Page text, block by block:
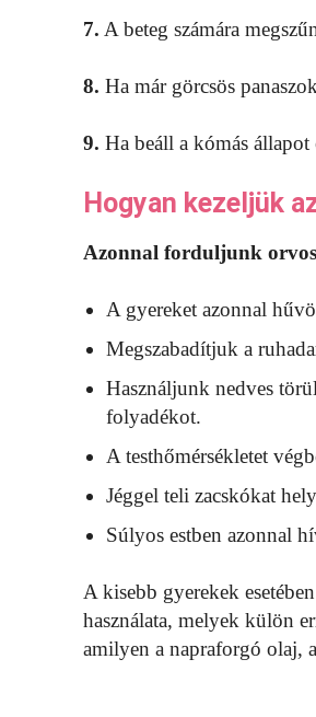
7. A beteg számára
8. Ha már görcsös
9. Ha beáll a kómás
Hogyan kezeljük
Azonnal forduljunk
A gyereket azonnal
Megszabadítjuk a
Használjunk nedves
folyadékot.
A testhőmérsékletet
Jéggel teli zacskókat
Súlyos estben azonnal
A kisebb gyerekek
használata, melyek külön
amilyen a napraforgó olaj,